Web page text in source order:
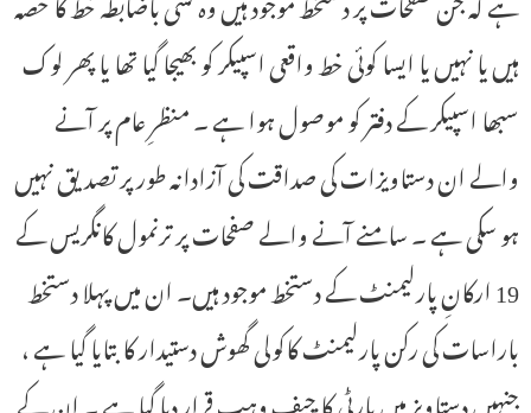
ہیں یا نہیں یا ایسا کوئی خط واقعی اسپیکر کو بھیجا گیا تھا یا پھر لوک
سبھا اسپیکر کے دفتر کو موصول ہوا ہے ۔ منظرِ عام پر آنے
والے ان دستاویزات کی صداقت کی آزادانہ طور پر تصدیق نہیں
ہو سکی ہے ۔ سامنے آنے والے صفحات پر ترنمول کانگریس کے
19 ارکانِ پارلیمنٹ کے دستخط موجود ہیں۔ ان میں پہلا دستخط
باراسات کی رکن پارلیمنٹ کاکولی گھوش دستیدار کا بتایا گیا ہے ،